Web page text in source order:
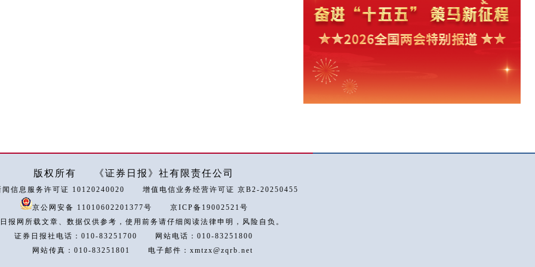
版权所有 《证券日报》社有限责任公司
闻信息服务许可证 10120240020 增值电信业务经营许可证 京B2-20250455
京公网安备 11010602201377号
京ICP备19002521号
报网所载文章、数据仅供参考，使用前务请仔细阅读法律申明，风险自负。
证券日报社电话：010-83251700
网站电话：010-83251800
网站传真：010-83251801
电子邮件：xmtzx@zqrb.net